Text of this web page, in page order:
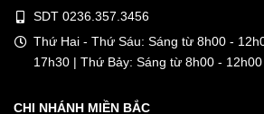
SDT 0236.357.3456
Thứ Hai - Thứ Sáu: Sáng từ 8h00 -
17h30 | Thứ Bảy: Sáng từ 8h00 - 12h00
CHI NHÁNH MIỀN BẮC